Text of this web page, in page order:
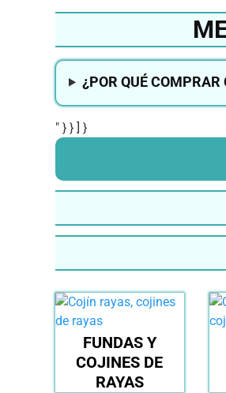
¿POR QUÉ
" } } ] }
FUNDAS Y
COJINES DE
RAYAS